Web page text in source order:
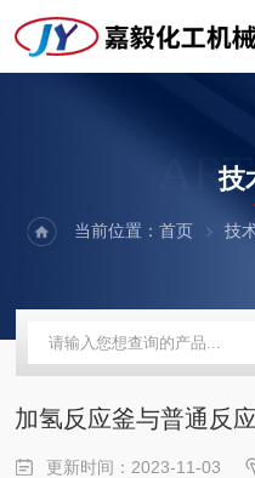
技
当前位置：首页 技
加氢反应釜与普通反
更新时间：2023-11-03